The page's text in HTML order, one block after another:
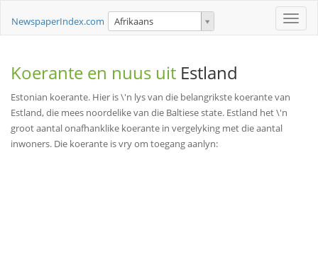
Toggle
NewspaperIndex.com Afrikaans
Koerante en nuus uit Estland
Estonian koerante. Hier is \'n lys van die belangrikste koerante van
Estland, die mees noordelike van die Baltiese state. Estland het \'n
groot aantal onafhanklike koerante in vergelyking met die aantal
inwoners. Die koerante is vry om toegang aanlyn: